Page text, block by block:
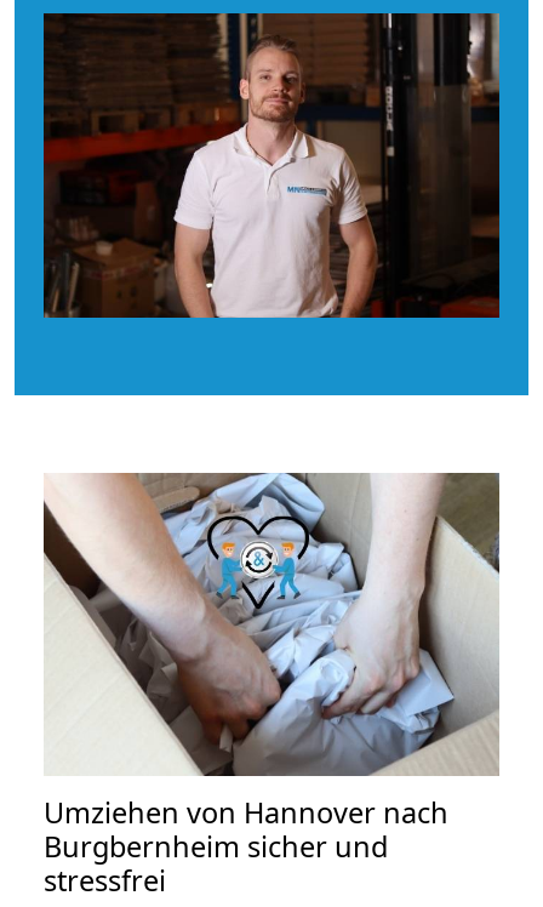
Umziehen von Hannover nach
Burgbernheim sicher und
stressfrei